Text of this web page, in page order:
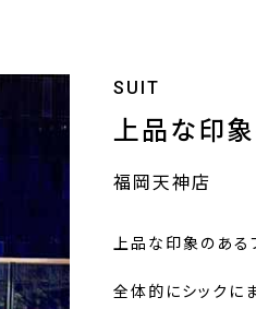
SUIT
上品な印
福岡天神店
上品な印象のある
全体的にシックに